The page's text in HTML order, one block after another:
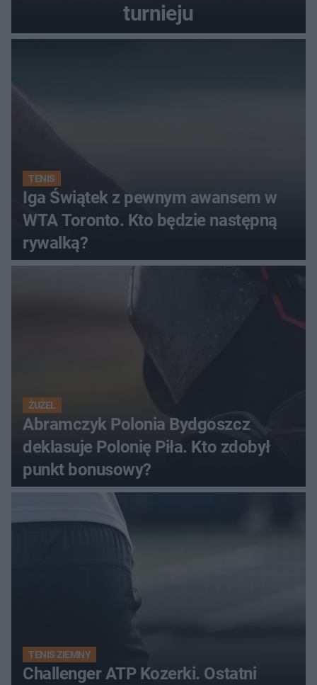
turnieju
TENIS
Iga Świątek z pewnym awansem w
WTA Toronto. Kto będzie następną
rywalką?
ŻUŻEL
Abramczyk Polonia Bydgoszcz
deklasuje Polonię Piła. Kto zdobył
punkt bonusowy?
TENIS ZIEMNY
Challenger ATP Kozerki. Ostatni